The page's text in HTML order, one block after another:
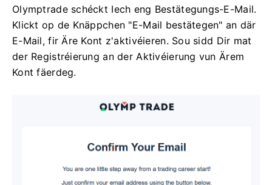
Olymptrade schéckt Iech eng Bestätegungs-E-Mail.
Klickt op de Knäppchen "E-Mail bestätegen" an där
E-Mail, fir Äre Kont z'aktivéieren. Sou sidd Dir mat
der Registréierung an der Aktivéierung vun Ärem
Kont fäerdeg.